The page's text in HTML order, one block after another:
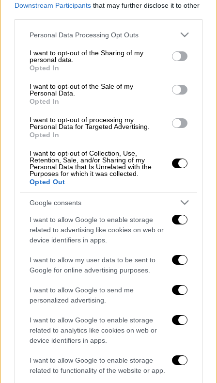
Downstream Participants that may further disclose it to other
Please note that this website/app uses one or more Google
not limited to your visit or usage behaviour. You may click to
grant or deny consent to Google and its third-party tags to
use your data for below specified purposes in below Google
consent section.
Personal Data Processing Opt Outs
I want to opt-out of the Sharing of my
personal data.
Opted In
I want to opt-out of the Sale of my
Personal Data.
Opted In
I want to opt-out of processing my
Personal Data for Targeted Advertising.
Opted In
I want to opt-out of Collection, Use,
Retention, Sale, and/or Sharing of my
Personal Data that Is Unrelated with the
Purposes for which it was collected.
Opted Out
Google consents
I want to allow Google to enable storage
related to advertising like cookies on web or
device identifiers in apps.
I want to allow my user data to be sent to
Google for online advertising purposes.
I want to allow Google to send me
personalized advertising.
I want to allow Google to enable storage
related to analytics like cookies on web or
device identifiers in apps.
I want to allow Google to enable storage
related to functionality of the website or app.
Ασφαλείς πληροφορίες του Cretalive
το πτώμα της άτυχης γυναίκας βρέθηκε ένα
σημαντικότατο εύρημα για την πρόοδο των
ερευνών, το οποίο φέρεται να ανήκει στον
Το εύρημα αυτό, το οποίο δεν μπορούμε να
δημοσιοποιήσουμε για προφανείς λόγους,
έχει ήδη σταλεί στα εγκληματολογικά
εργαστήρια και πιστεύεται ότι θα ρίξει
ύπαρξή του, πάντως, φέρεται να συνδέεται
άμεσα με τη σορό της Suzanne Eaton. Αν
επαληθευτεί η συλλογιστική των
αστυνομικών, τότε ενδέχεται να αποδειχτεί
ως το μοιραίο λάθος του δολοφόνου.
Το ενδιαφέρον πλέον επικεντρώνεται στα
εγκληματολογικά εργαστήρια και σε αυτό το
εύρημα δίνεται μεγάλη έμφαση. Δεν
αποκλείεται και μέσα στην τρέχουσα
σχετικά με την ανίχνευση DNA στα νύχια του
θύματος, το οποίο πιστεύεται ότι
αντιστάθηκε σθεναρά στον σωματώδη
δράστη και πάλεψε για τη ζωή του.
Πηγή:cretalive.gr